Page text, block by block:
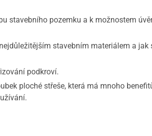
pozemku a k možnostem
stavebním materiálem a jak
podkroví.
ploché střeše, která má mnoho